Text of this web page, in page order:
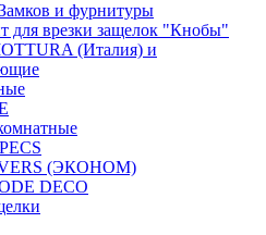
и фурнитуры
для врезки защелок "Кнобы"
(Италия) и
(ЭКОНОМ)
DECO